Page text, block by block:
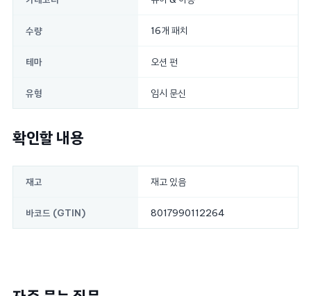
수량 16개 패치
테마 오션 펀
유형 임시 문신
확인할 내용
재고 재고 있음
바코드 (GTIN) 8017990112264